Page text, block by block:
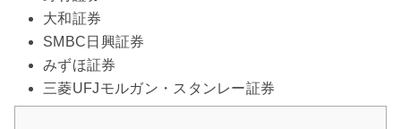
大和証券
SMBC日興証券
みずほ証券
三菱UFJモルガン・スタンレー証券